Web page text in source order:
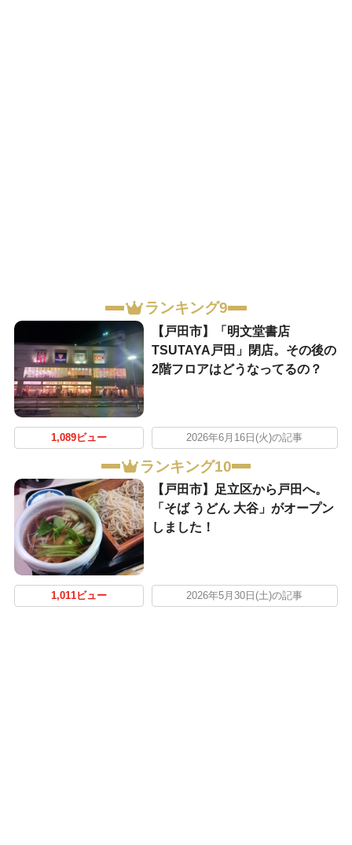
ランキング9
【戸田市】「明文堂書店
TSUTAYA戸田」閉店。その後の
2階フロアはどうなってるの？
1,089ビュー 2026年6月16日(火)の記事
ランキング10
【戸田市】足立区から戸田へ。
「そば うどん 大谷」がオープン
しました！
1,011ビュー 2026年5月30日(土)の記事